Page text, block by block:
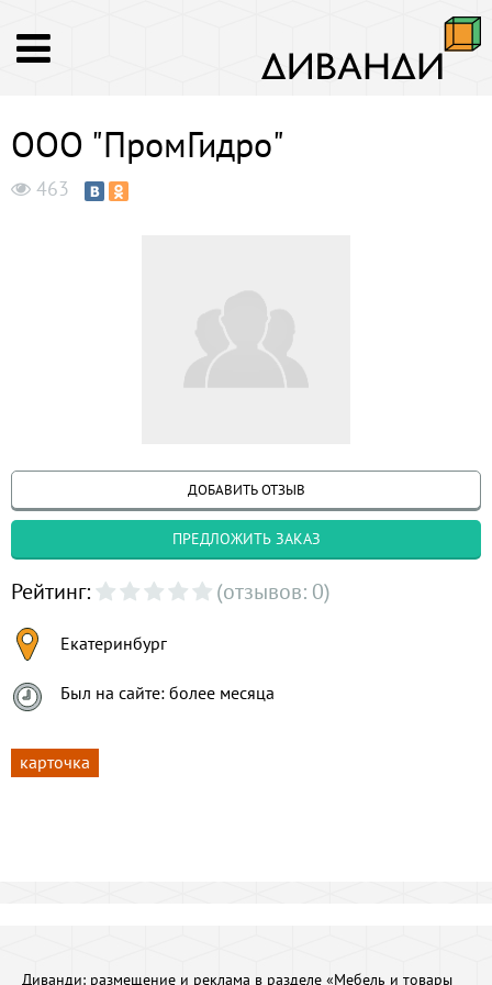
ООО "ПромГидро"
463
ДОБАВИТЬ ОТЗЫВ
ПРЕДЛОЖИТЬ ЗАКАЗ
Рейтинг: (отзывов: 0)
Екатеринбург
Был на сайте: более месяца
карточка
Диванди: размещение и реклама в разделе «Мебель и товары